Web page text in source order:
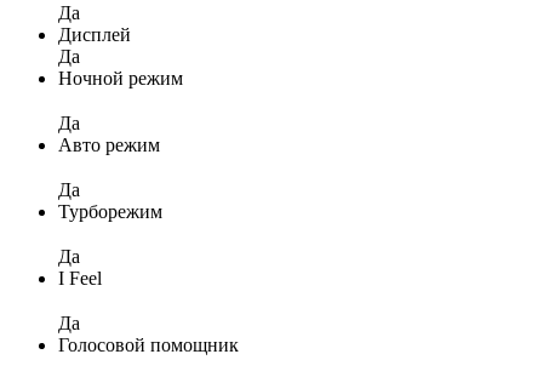
Да
Дисплей
Да
Ночной режим
Да
Авто режим
Да
Турборежим
Да
I Feel
Да
Голосовой помощник